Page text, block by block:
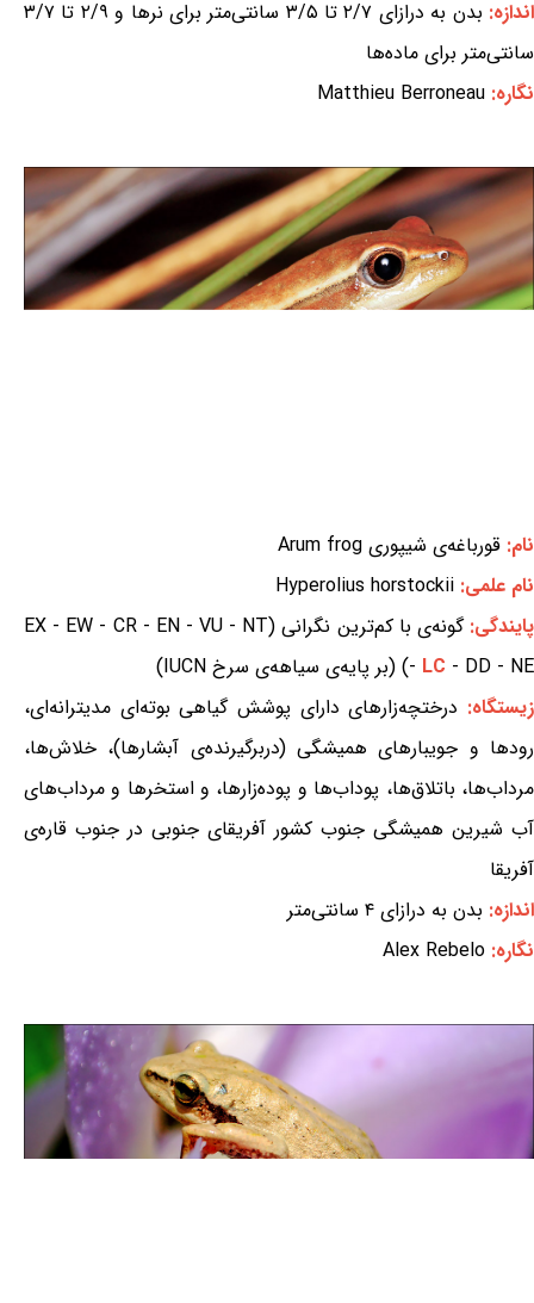
اندازه:
بدن به درازای ۲/۷ تا ۳/۵ سانتی‌متر برای نرها و ۲/۹ تا ۳/۷
سانتی‌متر برای ماده‌ها
نگاره: Matthieu Berroneau
نام: قورباغه‌ی شیپوری Arum frog
نام علمی: Hyperolius horstockii
پایندگی:
گونه‌ی با کم‌ترین نگرانی (EX - EW - CR - EN - VU - NT
- LC - DD - NE) (بر پایه‌ی سیاهه‌ی سرخ IUCN)
زیستگاه: درختچه‌زارهای دارای پوشش گیاهی بوته‌ای مدیترانه‌ای،
رودها و جویبارهای همیشگی (دربرگیرنده‌ی آبشارها)، خلاش‌ها،
مرداب‌ها، باتلاق‌ها، پوداب‌ها و پوده‌زارها، و استخرها و مرداب‌های
آب شیرین همیشگی جنوب کشور آفریقای جنوبی در جنوب قاره‌ی
آفریقا
اندازه: بدن به درازای ۴ سانتی‌متر
نگاره: Alex Rebelo